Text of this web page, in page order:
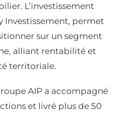
L’investissement
Investissement, permet
sur un segment
alliant rentabilité et
territoriale.
AIP a accompagné
et livré plus de 50